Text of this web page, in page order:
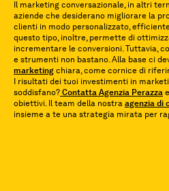
Il marketing conversazionale, in altri
aziende che desiderano migliorare la
clienti in modo personalizzato,
questo tipo, inoltre, permette di
incrementare le conversioni. Tuttavia,
e strumenti non bastano. Alla base ci
marketing chiara, come cornice di
I risultati dei tuoi investimenti in
soddisfano? Contatta Agenzia Perazza
obiettivi. Il team della nostra agenzia di
insieme a te una strategia mirata per